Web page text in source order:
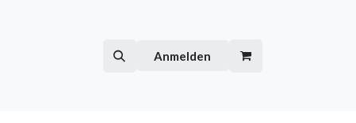
Anmelden